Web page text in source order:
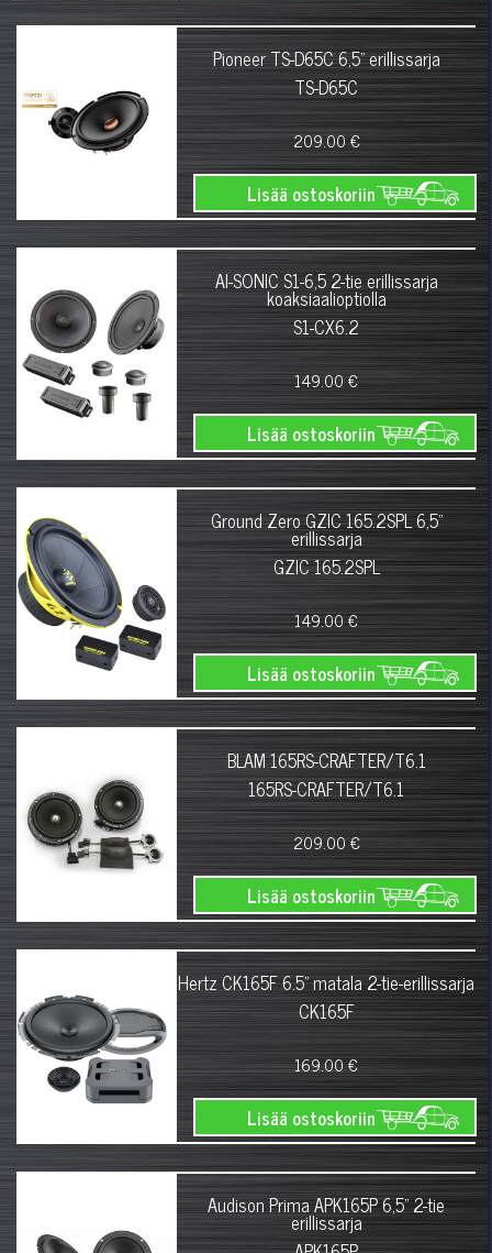
Pioneer TS-D65C 6,5" erillissarja
TS-D65C
209.00 €
Lisää ostoskoriin
AI-SONIC S1-6,5 2-tie erillissarja
koaksiaalioptiolla
S1-CX6.2
149.00 €
Lisää ostoskoriin
Ground Zero GZIC 165.2SPL 6,5"
erillissarja
GZIC 165.2SPL
149.00 €
Lisää ostoskoriin
BLAM 165RS-CRAFTER/T6.1
165RS-CRAFTER/T6.1
209.00 €
Lisää ostoskoriin
Hertz CK165F 6.5" matala 2-tie-erillissarja
CK165F
169.00 €
Lisää ostoskoriin
Audison Prima APK165P 6,5" 2-tie
erillissarja